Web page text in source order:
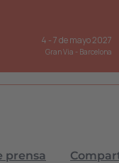
4 -7 de mayo 2027
Gran Via - Barcelona
prensa